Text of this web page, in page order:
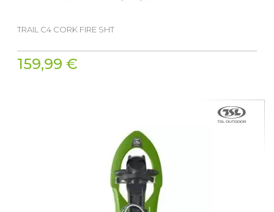
TRAIL C4 CORK FIRE SHT
159,99 €